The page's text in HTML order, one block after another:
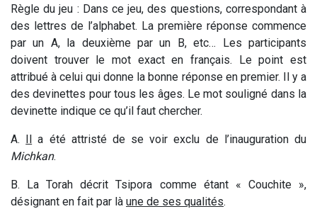
Règle du jeu : Dans ce jeu, des questions, correspondant à
des lettres de l’alphabet. La première réponse commence
par un A, la deuxième par un B, etc… Les participants
doivent trouver le mot exact en français. Le point est
attribué à celui qui donne la bonne réponse en premier. Il y a
des devinettes pour tous les âges. Le mot souligné dans la
devinette indique ce qu’il faut chercher.
A. Il a été attristé de se voir exclu de l’inauguration du
Michkan.
B. La Torah décrit Tsipora comme étant « Couchite »,
désignant en fait par là une de ses qualités.